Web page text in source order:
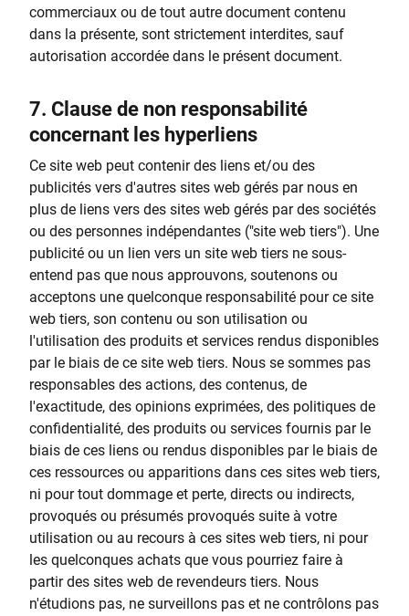
commerciaux ou de tout autre document contenu
dans la présente, sont strictement interdites, sauf
autorisation accordée dans le présent document.
7. Clause de non responsabilité
concernant les hyperliens
Ce site web peut contenir des liens et/ou des
publicités vers d'autres sites web gérés par nous en
plus de liens vers des sites web gérés par des sociétés
ou des personnes indépendantes ("site web tiers"). Une
publicité ou un lien vers un site web tiers ne sous-
entend pas que nous approuvons, soutenons ou
acceptons une quelconque responsabilité pour ce site
web tiers, son contenu ou son utilisation ou
l'utilisation des produits et services rendus disponibles
par le biais de ce site web tiers. Nous se sommes pas
responsables des actions, des contenus, de
l'exactitude, des opinions exprimées, des politiques de
confidentialité, des produits ou services fournis par le
biais de ces liens ou rendus disponibles par le biais de
ces ressources ou apparitions dans ces sites web tiers,
ni pour tout dommage et perte, directs ou indirects,
provoqués ou présumés provoqués suite à votre
utilisation ou au recours à ces sites web tiers, ni pour
les quelconques achats que vous pourriez faire à
partir des sites web de revendeurs tiers. Nous
n'étudions pas, ne surveillons pas et ne contrôlons pas